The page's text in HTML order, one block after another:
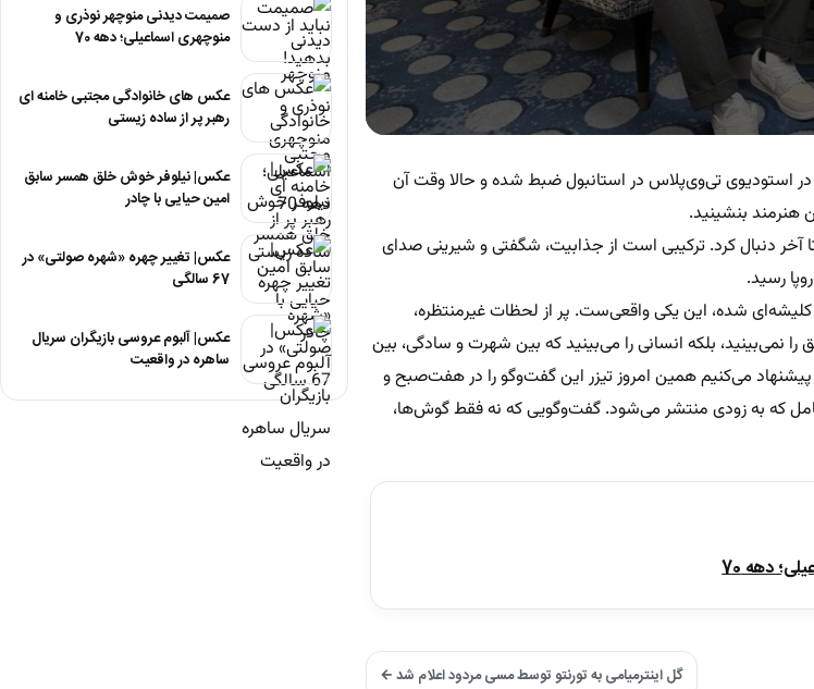
استودیوی تی‌وی‌پلاس در استانبول ضبط شده و حالا وقت آن
بنشینید.
آخر دنبال کرد. ترکیبی است از جذابیت، شگفتی و شیرینی صدای
رسید.
کلیشه‌ای شده، این یکی واقعی‌ست. پر از لحظات غیرمنتظره،
نمی‌بینید، بلکه انسانی را می‌بینید که بین شهرت و سادگی، بین
می‌کنیم همین امروز تیزر این گفت‌وگو را در هفت‌صبح و
که به زودی منتشر می‌شود. گفت‌وگویی که نه فقط گوش‌ها،
دهه 70
گل اینترمیامی به تورنتو توسط مسی مردود اعلام شد ←
صمیمت دیدنی منوچهر نوذری و
منوچهری اسماعیلی؛ دهه 70
عکس های خانوادگی مجتبی خامنه ای
رهبر پر از ساده زیستی
عکس| نیلوفر خوش خلق همسر سابق
امین حیایی با چادر
عکس| تغییر چهره «شهره صولتی» در
67 سالگی
عکس| آلبوم عروسی بازیگران سریال
ساهره در واقعیت